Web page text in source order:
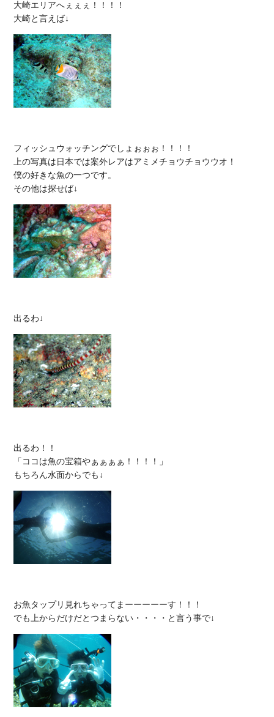
大崎エリアへぇぇぇ！！！！
フィッシュウォッチングでしょぉぉぉ！！！！
上の写真は日本では案外レアはアミメチョウチョウウオ！
僕の好きな魚の一つです。
出るわ！！
「ココは魚の宝箱やぁぁぁぁ！！！！」
お魚タップリ見れちゃってまーーーーーす！！！